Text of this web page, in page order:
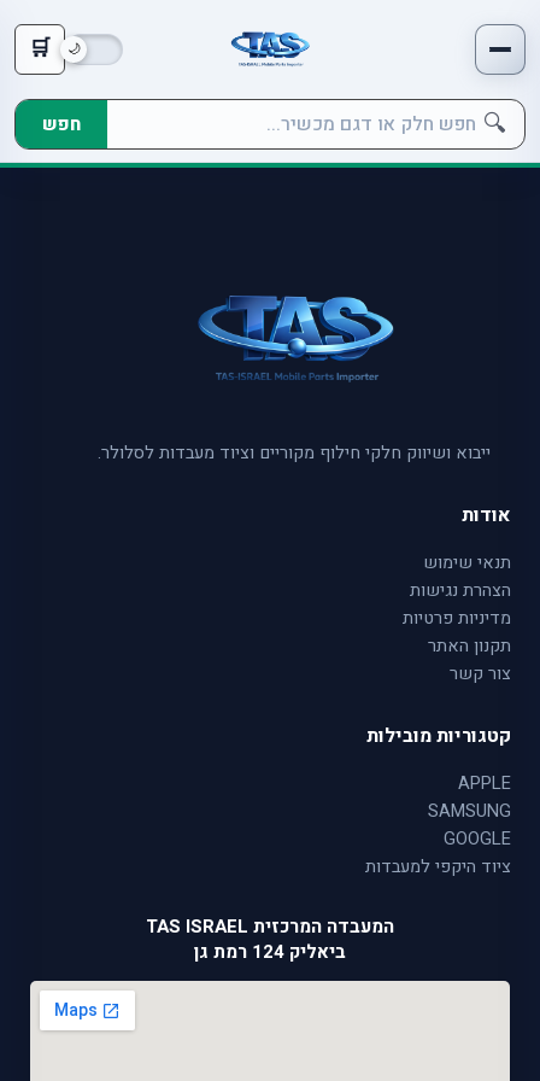
🛒
🔍 חפש
ייבוא ושיווק חלקי חילוף מקוריים וציוד מעבדות לסלולר.
אודות
תנאי שימוש
הצהרת נגישות
מדיניות פרטיות
תקנון האתר
צור קשר
קטגוריות מובילות
APPLE
SAMSUNG
GOOGLE
ציוד היקפי למעבדות
המעבדה המרכזית TAS ISRAEL
ביאליק 124 רמת גן